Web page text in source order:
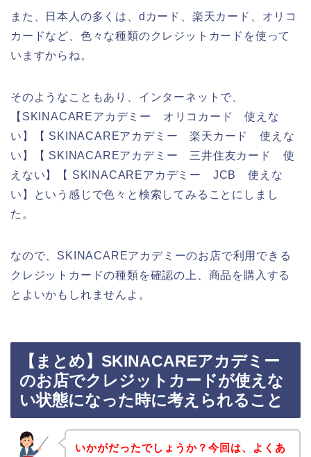
また、日本人の多くは、dカード、楽天カード、オリコ
カードなど、色々な種類のクレジットカードを使って
いますからね。
そのようなこともあり、インターネットで、
【SKINACAREアカデミー オリコカード 使えな
い】【 SKINACAREアカデミー 楽天カード 使えな
い】【 SKINACAREアカデミー 三井住友カード 使
えない】【 SKINACAREアカデミー JCB 使えな
い】という感じで色々と検索してみることにしまし
た。
なので、SKINACAREアカデミーのお店で利用できる
クレジットカードの種類を確認の上、商品を購入する
とよいかもしれませんよ。
【まとめ】SKINACAREアカデミー
のお店でクレジットカードが使えな
い状態になった時に考えられること
いかがだったでしょうか？今回は、よくあ